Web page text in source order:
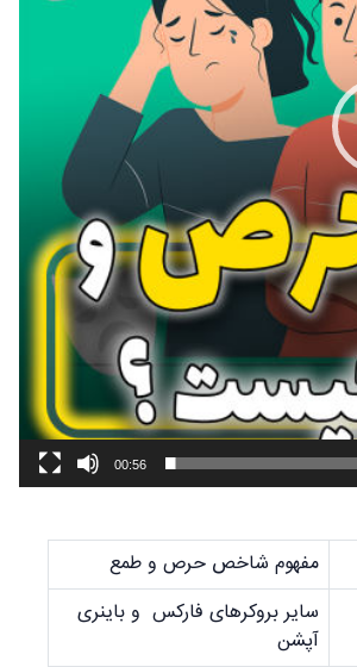
00:56
مفهوم شاخص حرص و طمع
سایر بروکرهای فارکس و باینری
آپشن